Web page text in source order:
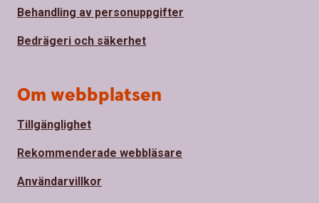
Behandling av personuppgifter
Bedrägeri och säkerhet
Om webbplatsen
Tillgänglighet
Rekommenderade webbläsare
Användarvillkor